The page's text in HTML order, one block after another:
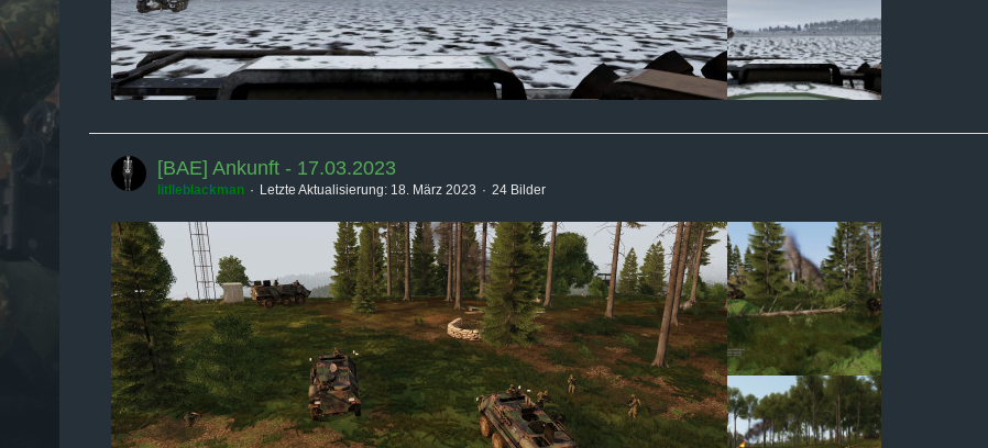
[BAE] Ankunft - 17.03.2023
litlleblackman Letzte Aktualisierung: 18. März 2023 24 Bilder